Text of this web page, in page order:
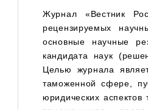
Журнал «Вестник
рецензируемых
основные научные
кандидата наук
Целью журнала
таможенной сфере,
юридических